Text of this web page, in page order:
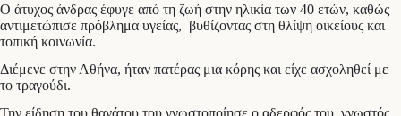
Ο άτυχος άνδρας έφυγε από τη ζωή στην ηλικία των 40 ετών, καθώς
αντιμετώπισε πρόβλημα υγείας, βυθίζοντας στη θλίψη οικείους και
τοπική κοινωνία.
Διέμενε στην Αθήνα, ήταν πατέρας μια κόρης και είχε ασχοληθεί με
το τραγούδι.
Την είδηση του θανάτου του γνωστοποίησε ο αδερφός του, γνωστός